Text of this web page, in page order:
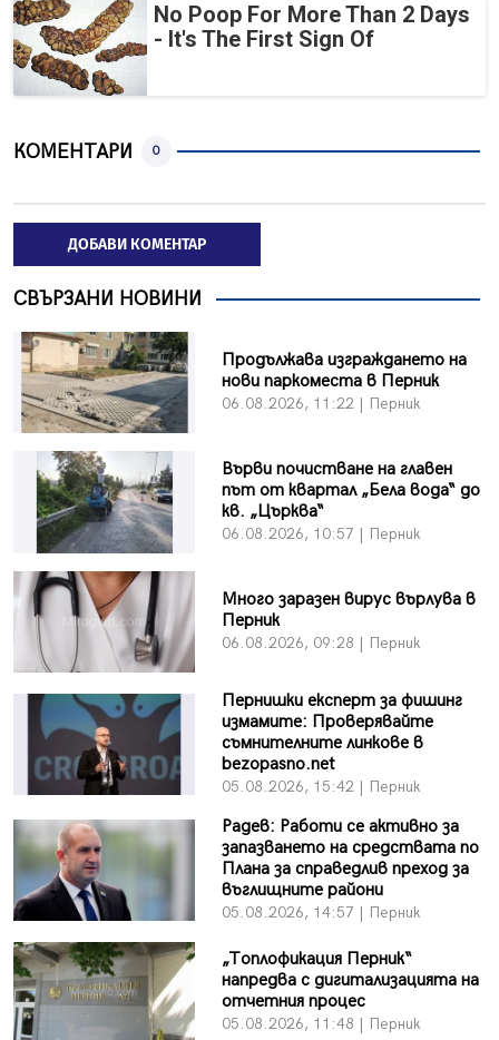
No Poop For More Than 2 Days
- It's The First Sign Of
КОМЕНТАРИ 0
ДОБАВИ КОМЕНТАР
СВЪРЗАНИ НОВИНИ
Продължава изграждането на
нови паркоместа в Перник
06.08.2026, 11:22 | Перник
Върви почистване на главен
път от квартал „Бела вода“ до
кв. „Църква“
06.08.2026, 10:57 | Перник
Много заразен вирус върлува в
Перник
06.08.2026, 09:28 | Перник
Пернишки експерт за фишинг
измамите: Проверявайте
съмнителните линкове в
bezopasno.net
05.08.2026, 15:42 | Перник
Радев: Работи се активно за
запазването на средствата по
Плана за справедлив преход за
въглищните райони
05.08.2026, 14:57 | Перник
„Топлофикация Перник“
напредва с дигитализацията на
отчетния процес
05.08.2026, 11:48 | Перник